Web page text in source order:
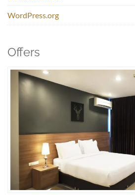
WordPress.org
Offers